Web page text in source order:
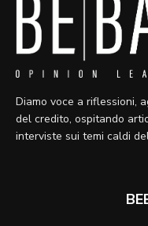
Diamo voce a riflessioni,
del credito, ospitando
interviste sui temi caldi